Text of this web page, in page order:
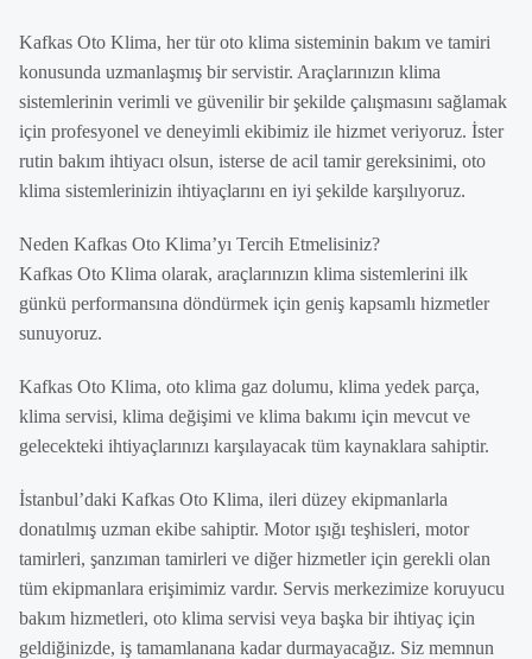
Kafkas Oto Klima, her tür oto klima sisteminin bakım ve tamiri
konusunda uzmanlaşmış bir servistir. Araçlarınızın klima
sistemlerinin verimli ve güvenilir bir şekilde çalışmasını sağlamak
için profesyonel ve deneyimli ekibimiz ile hizmet veriyoruz. İster
rutin bakım ihtiyacı olsun, isterse de acil tamir gereksinimi, oto
klima sistemlerinizin ihtiyaçlarını en iyi şekilde karşılıyoruz.
Neden Kafkas Oto Klima’yı Tercih Etmelisiniz?
Kafkas Oto Klima olarak, araçlarınızın klima sistemlerini ilk
günkü performansına döndürmek için geniş kapsamlı hizmetler
sunuyoruz.
Kafkas Oto Klima, oto klima gaz dolumu, klima yedek parça,
klima servisi, klima değişimi ve klima bakımı için mevcut ve
gelecekteki ihtiyaçlarınızı karşılayacak tüm kaynaklara sahiptir.
İstanbul’daki Kafkas Oto Klima, ileri düzey ekipmanlarla
donatılmış uzman ekibe sahiptir. Motor ışığı teşhisleri, motor
tamirleri, şanzıman tamirleri ve diğer hizmetler için gerekli olan
tüm ekipmanlara erişimimiz vardır. Servis merkezimize koruyucu
bakım hizmetleri, oto klima servisi veya başka bir ihtiyaç için
geldiğinizde, iş tamamlanana kadar durmayacağız. Siz memnun